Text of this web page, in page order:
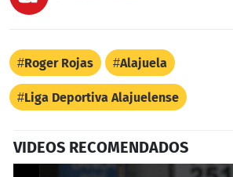
Roger Rojas Alajuela
Liga Deportiva Alajuelense
VIDEOS RECOMENDADOS